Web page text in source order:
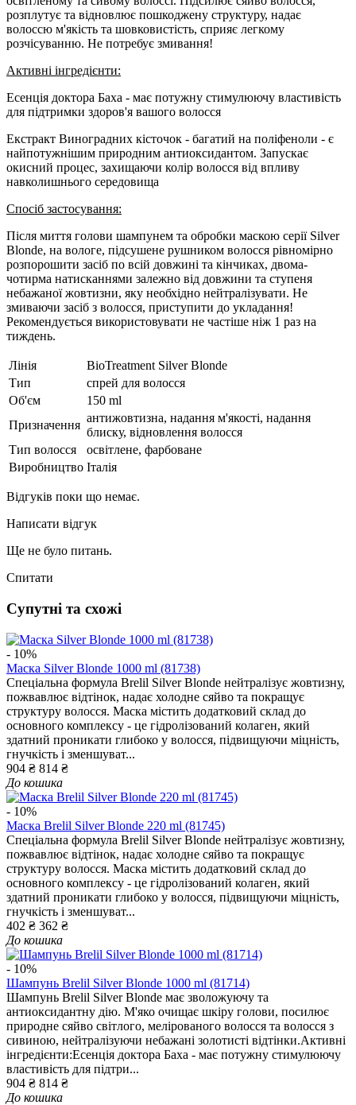
розплутує та відновлює пошкоджену структуру, надає
волоссю м'якість та шовковистість, сприяє легкому
розчісуванню. Не потребує змивання!
Активні інгредієнти:
Есенція доктора Баха - має потужну стимулюючу властивість
для підтримки здоров'я вашого волосся
Екстракт Виноградних кісточок - багатий на поліфеноли - є
найпотужнішим природним антиоксидантом. Запускає
окисний процес, захищаючи колір волосся від впливу
навколишнього середовища
Спосіб застосування:
Після миття голови шампунем та обробки маскою серії Silver
Blonde, на вологе, підсушене рушником волосся рівномірно
розпорошити засіб по всій довжині та кінчиках, двома-
чотирма натисканнями залежно від довжини та ступеня
небажаної жовтизни, яку необхідно нейтралізувати. Не
змиваючи засіб з волосся, приступити до укладання!
Рекомендується використовувати не частіше ніж 1 раз на
тиждень.
Лінія
BioTreatment Silver Blonde
Тип
спрей для волосся
Об'єм
150 ml
Призначення
антижовтизна, надання м'якості, надання
блиску, відновлення волосся
Тип волосся
освітлене, фарбоване
Виробництво Італія
Відгуків поки що немає.
Написати відгук
Ще не було питань.
Спитати
Супутні та схожі
- 10%
Маска Silver Blonde 1000 ml (81738)
Спеціальна формула Brelil Silver Blonde нейтралізує жовтизну,
пожвавлює відтінок, надає холодне сяйво та покращує
структуру волосся. Маска містить додатковий склад до
основного комплексу - це гідролізований колаген, який
здатний проникати глибоко у волосся, підвищуючи міцність,
гнучкість і зменшуват...
904 ₴ 814 ₴
До кошика
- 10%
Маска Brelil Silver Blonde 220 ml (81745)
Спеціальна формула Brelil Silver Blonde нейтралізує жовтизну,
пожвавлює відтінок, надає холодне сяйво та покращує
структуру волосся. Маска містить додатковий склад до
основного комплексу - це гідролізований колаген, який
здатний проникати глибоко у волосся, підвищуючи міцність,
гнучкість і зменшуват...
402 ₴ 362 ₴
До кошика
- 10%
Шампунь Brelil Silver Blonde 1000 ml (81714)
Шампунь Brelil Silver Blonde має зволожуючу та
антиоксидантну дію. М'яко очищає шкіру голови, посилює
природне сяйво світлого, мелірованого волосся та волосся з
сивиною, нейтралізуючи небажані золотисті відтінки.Активні
інгредієнти:Есенція доктора Баха - має потужну стимулюючу
властивість для підтри...
904 ₴ 814 ₴
До кошика